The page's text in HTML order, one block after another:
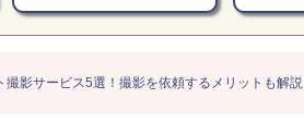
撮影サービス5選！撮影を依頼するメリットも解説